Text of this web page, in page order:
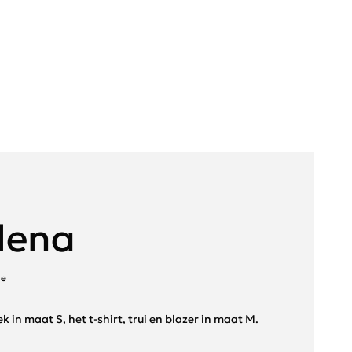
in maat S, het t-shirt, trui en blazer in maat M.